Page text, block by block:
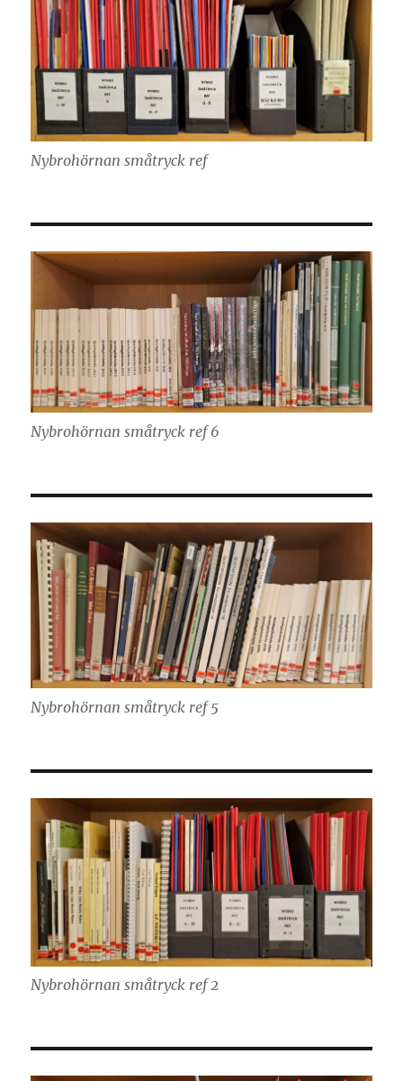
Nybrohörnan småtryck ref
Nybrohörnan småtryck ref 6
Nybrohörnan småtryck ref 5
Nybrohörnan småtryck ref 2